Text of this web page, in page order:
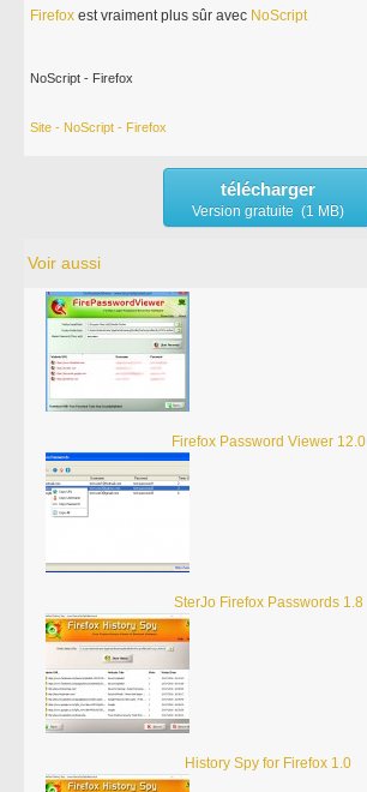
Firefox est vraiment plus sûr avec NoScript
NoScript - Firefox
Site - NoScript - Firefox
télécharger
Version gratuite (1 MB)
Voir aussi
Firefox Password Viewer 12.0
SterJo Firefox Passwords 1.8
History Spy for Firefox 1.0